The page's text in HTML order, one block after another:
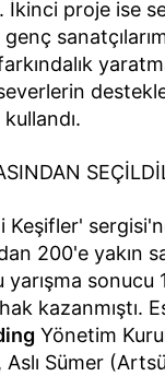
İkinci proje ise
Keşifler'
200'e yakın
yarışma sonucu
kazanmıştı.
Yönetim
Sümer